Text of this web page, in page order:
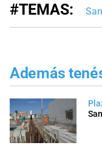
#TEMAS:
Además